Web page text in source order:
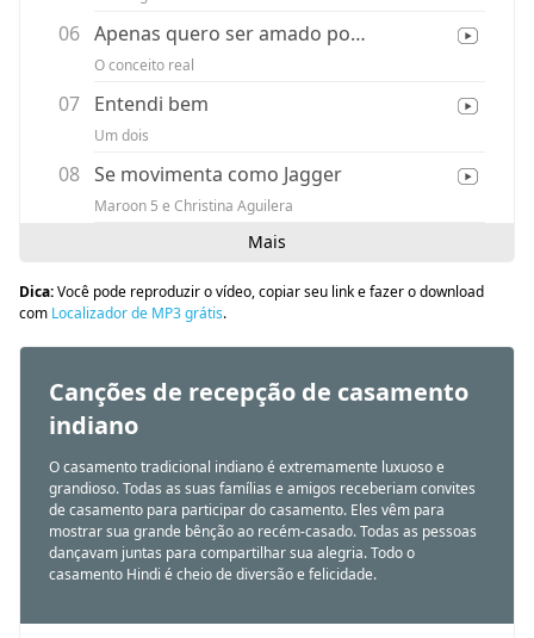
06 Apenas quero ser amado por U
O conceito real
07 Entendi bem
Um dois
08 Se movimenta como Jagger
Maroon 5 e Christina Aguilera
Mais
Dica:Você pode reproduzir o vídeo, copiar seu link e fazer o download
com Localizador de MP3 grátis.
Canções de recepção de casamento
indiano
O casamento tradicional indiano é extremamente luxuoso e
grandioso. Todas as suas famílias e amigos receberiam convites
de casamento para participar do casamento. Eles vêm para
mostrar sua grande bênção ao recém-casado. Todas as pessoas
dançavam juntas para compartilhar sua alegria. Todo o
casamento Hindi é cheio de diversão e felicidade.